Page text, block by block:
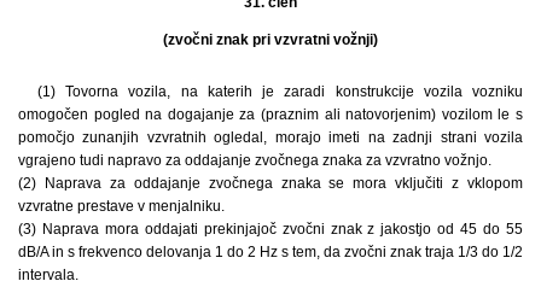
(zvočni znak pri vzvratni vožnji)
(1) Tovorna vozila, na katerih je zaradi konstrukcije vozila vozniku
omogočen pogled na dogajanje za (praznim ali natovorjenim) vozilom le s
pomočjo zunanjih vzvratnih ogledal, morajo imeti na zadnji strani vozila
vgrajeno tudi napravo za oddajanje zvočnega znaka za vzvratno vožnjo.
(2) Naprava za oddajanje zvočnega znaka se mora vključiti z vklopom
vzvratne prestave v menjalniku.
(3) Naprava mora oddajati prekinjajoč zvočni znak z jakostjo od 45 do 55
dB/A in s frekvenco delovanja 1 do 2 Hz s tem, da zvočni znak traja 1/3 do 1/2
intervala.